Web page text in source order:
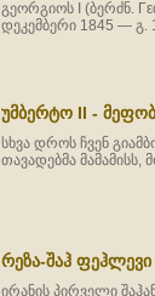
გეორგიოს I (ბერძნ.
დეკემბერი 1845 — გ.
უმბერტო II -
სხვა დროს ჩვენ
თავადებმა
რეზა-შაჰ
ირანის პირველი